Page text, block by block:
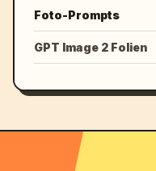
Foto-Prompts
GPT Image 2 Folien